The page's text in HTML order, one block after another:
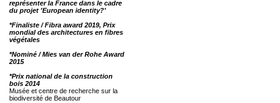
représenter la France dans le cadre
du projet 'European identity?'
*Finaliste / Fibra award 2019, Prix
mondial des architectures en fibres
végétales
*Nominé / Mies van der Rohe Award
2015
*Prix national de la construction
bois 2014
Musée et centre de recherche sur la
biodiversité de Beautour